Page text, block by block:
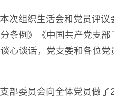
次组织生活会和党员评
条例》《中国共产党支
心谈话，党支委和各位
部委员会向全体党员做